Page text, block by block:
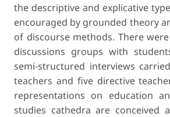
the descriptive and explicative
encouraged by grounded theory
of discourse methods. There
discussions groups with
semi-structured interviews
teachers and five directive
representations on education
studies cathedra are conceived